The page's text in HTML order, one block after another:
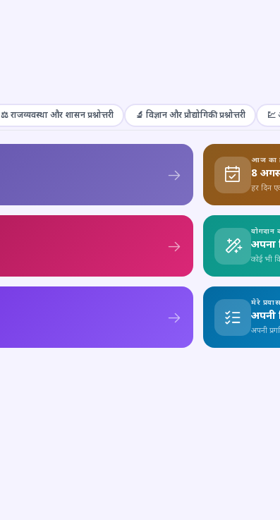
⚖️ राजव्यवस्था और शासन प्रश्नोत्तरी 🔬 विज्ञान और प्रौद्योगिकी प्रश्नोत्तरी 💹
आज का
8
हर दिन
योगदान
अपना
कोई भी
मेरे प्रयास
अपनी
अपनी